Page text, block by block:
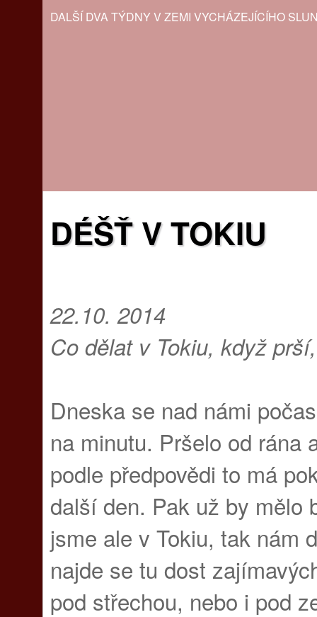
DALŠÍ DVA TÝDNY V ZEMI VYCHÁZEJÍCÍHO
DÉŠŤ V TOKIU
22.10. 2014
Co dělat v Tokiu, když
Dneska se nad námi
na minutu. Pršelo od rána
podle předpovědi to má
další den. Pak už by mělo
jsme ale v Tokiu, tak nám
najde se tu dost
pod střechou, nebo i pod